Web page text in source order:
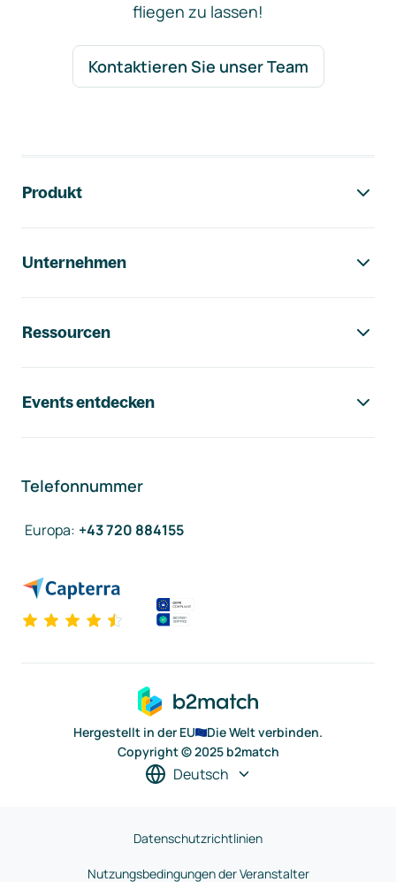
fliegen zu lassen!
Kontaktieren Sie unser Team
Produkt
Unternehmen
Ressourcen
Events entdecken
Telefonnummer
Europa: +43 720 884155
Hergestellt in der EU
Die Welt verbinden.
Copyright © 2025 b2match
Deutsch
Datenschutzrichtlinien
Nutzungsbedingungen der Veranstalter